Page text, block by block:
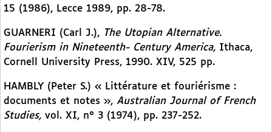
15 (1986), Lecce 1989, pp. 28-78.
GUARNERI (Carl J.), The Utopian Alternative.
Fourierism in Nineteenth- Century America, Ithaca,
Cornell University Press, 1990. XIV, 525 pp.
HAMBLY (Peter S.) « Littérature et fouriérisme :
documents et notes », Australian Journal of French
Studies, vol. XI, n° 3 (1974), pp. 237-252.